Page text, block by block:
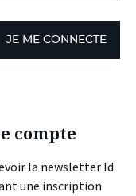
JE ME CONNECTE
compte
la newsletter Id
une inscription